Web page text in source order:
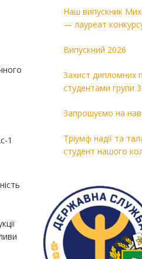
1
Наш випускник
— лауреат
Випускний 2026
Захист дипломних
студентами групи
машинобудуванні»
Запрошуємо на
Тріумф надії та
студент нашого
— 2026»